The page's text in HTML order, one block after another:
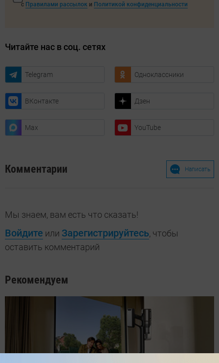
с Правилами рассылок и Политикой конфиденциальности
Читайте нас в соц. сетях
Telegram Одноклассники
ВКонтакте Дзен
Max YouTube
Комментарии Написать
Мы знаем, вам есть что сказать!
Войдите или Зарегистрируйтесь, чтобы
оставить комментарий
Рекомендуем